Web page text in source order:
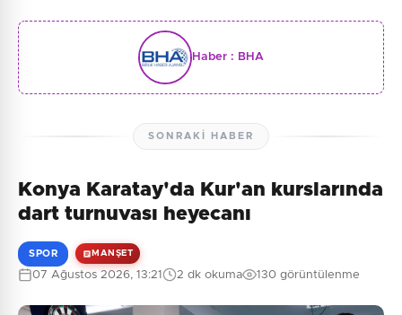
Haber : BHA
SONRAKI HABER
Konya Karatay'da Kur'an kurslarında
dart turnuvası heyecanı
SPOR MANŞET
07 Ağustos 2026, 13:21 2 dk okuma 130 görüntülenme